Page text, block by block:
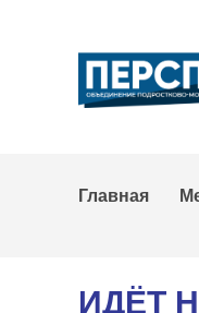
Главная
ИДЁТ